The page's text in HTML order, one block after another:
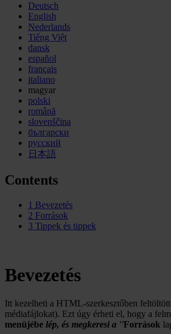
Deutsch
English
Nederlands
Tiếng Việt
dansk
español
français
italiano
magyar
polski
română
slovenščina
български
русский
日本語
Contents
1 Bevezetés
2 Források
3 Tippek és tippek
Bevezetés
Itt kezelheti a HTML-szerkesztőben
médiafájlokat). Ezt úgy érheti el, hogy a
menüjébe lép, és megkeresi a ''Források